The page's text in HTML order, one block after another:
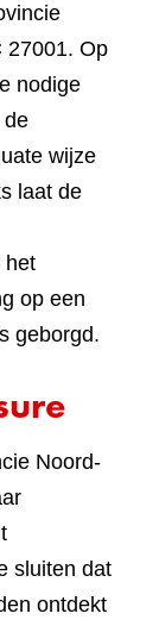
27001. Op
nodige
de
wijze
laat de
het
op een
geborgd.
Noord-
sluiten dat
ontdekt